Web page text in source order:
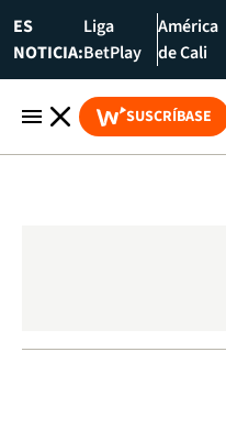
ES
NOTICIA:
Liga
BetPlay
América
de Cali
SUSCRÍBASE